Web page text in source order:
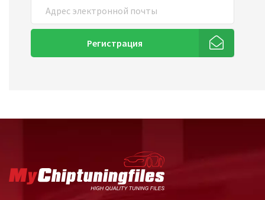
Регистрация